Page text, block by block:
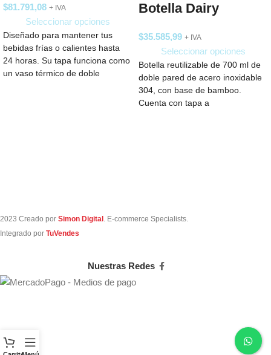
$81.791,08 + IVA
Seleccionar opciones
Diseñado para mantener tus
bebidas frías o calientes hasta
24 horas. Su tapa funciona como
un vaso térmico de doble
Botella Dairy
$35.585,99 + IVA
Seleccionar opciones
Botella reutilizable de 700 ml de
doble pared de acero inoxidable
304, con base de bamboo.
Cuenta con tapa a
2023 Creado por Simon Digital . E-commerce Specialists.
Integrado por TuVendes
Nuestras Redes